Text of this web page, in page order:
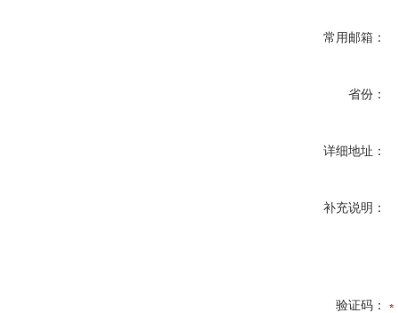
常用邮箱：
省份：
详细地址：
补充说明：
验证码：